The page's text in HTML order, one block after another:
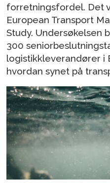
forretningsfordel. Det
European Transport
Study. Undersøkelsen
300
logistikkleverandører i
hvordan synet på